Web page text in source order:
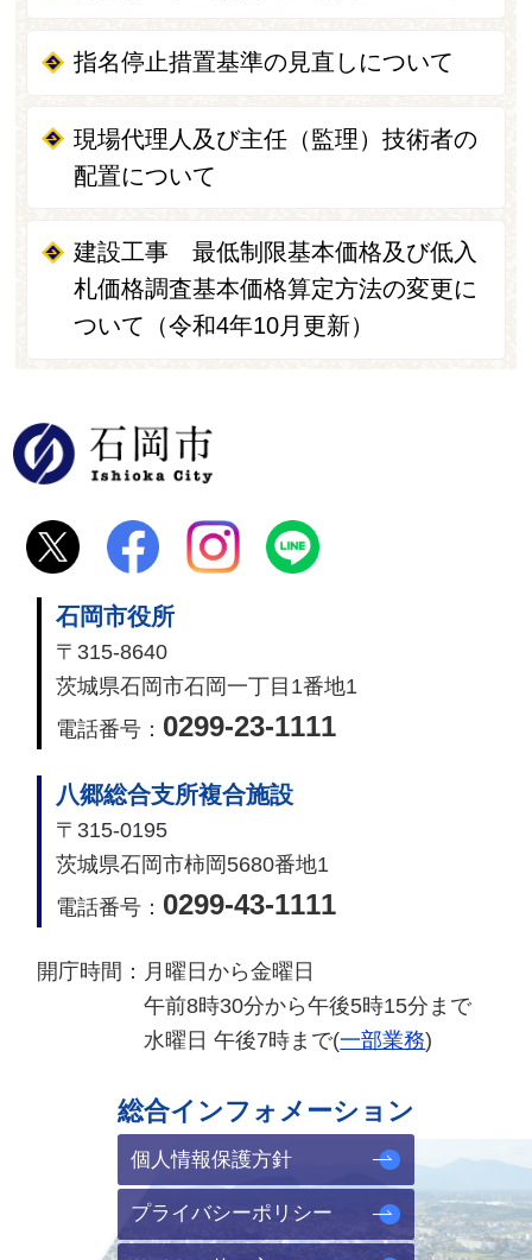
指名停止措置基準の見直しについて
現場代理人及び主任（監理）技術者の
配置について
建設工事 最低制限基本価格及び低入
札価格調査基本価格算定方法の変更に
ついて（令和4年10月更新）
石岡市役所
〒315-8640
茨城県石岡市石岡一丁目1番地1
電話番号： 0299-23-1111
八郷総合支所複合施設
〒315-0195
茨城県石岡市柿岡5680番地1
電話番号： 0299-43-1111
開庁時間： 月曜日から金曜日
午前8時30分から午後5時15分まで
水曜日 午後7時まで(一部業務)
総合インフォメーション
個人情報保護方針
プライバシーポリシー